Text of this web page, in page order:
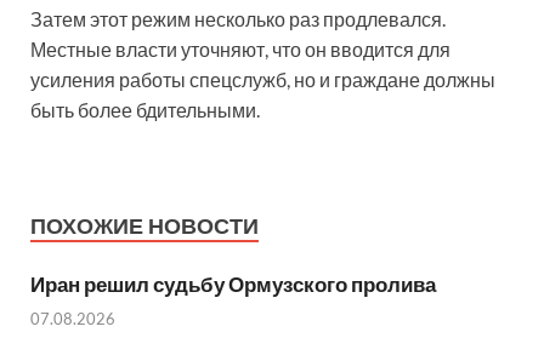
Затем этот режим несколько раз продлевался.
Местные власти уточняют, что он вводится для
усиления работы спецслужб, но и граждане должны
быть более бдительными.
ПОХОЖИЕ НОВОСТИ
Иран решил судьбу Ормузского пролива
07.08.2026